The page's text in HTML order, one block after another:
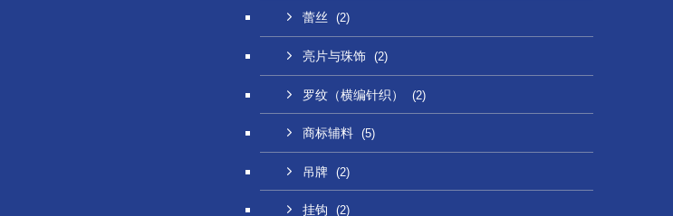
蕾丝 (2)
亮片与珠饰 (2)
罗纹（横编针织） (2)
商标辅料 (5)
吊牌 (2)
挂钩 (2)